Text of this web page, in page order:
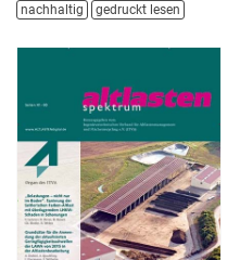
nachhaltig gedruckt lesen